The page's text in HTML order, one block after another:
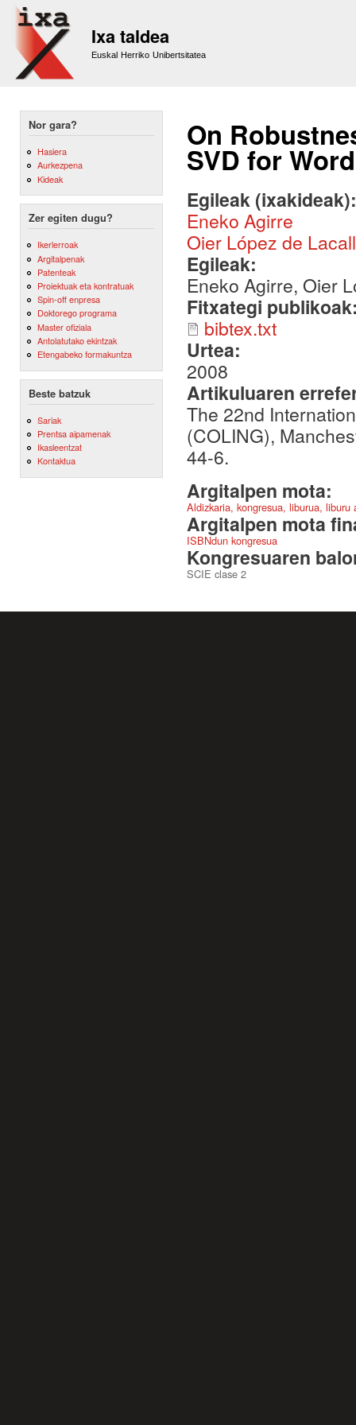
Ixa taldea
Euskal Herriko Unibertsitatea
Nor gara?
Hasiera
Aurkezpena
Kideak
Zer egiten dugu?
Ikerlerroak
Argitalpenak
Patenteak
Proiektuak eta kontratuak
Spin-off enpresa
Doktorego programa
Master ofiziala
Antolatutako ekintzak
Etengabeko formakuntza
Beste batzuk
Sariak
Prentsa aipamenak
Ikasleentzat
Kontaktua
On
SVD for
Egileak
Eneko Agirre
Oier López de
Egileak:
Eneko Agirre, Oier
Fitxategi
bibtex.txt
Urtea:
2008
Artikuluaren
The 22nd
(COLING),
44-6.
Argitalpen mota:
Aldizkaria, kongresua, liburua,
Argitalpen mota
ISBNdun kongresua
Kongresuaren
SCIE clase 2